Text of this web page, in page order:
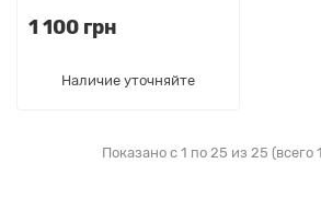
1 100 грн
Наличие уточняйте
Показано с 1 по 25 из 25 (всего